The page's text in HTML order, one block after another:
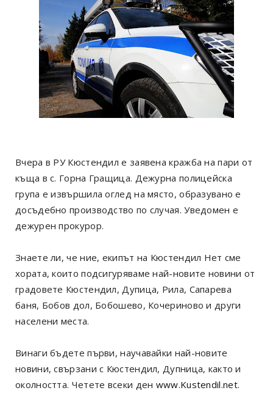
Вчера в РУ Кюстендил е заявена кражба на пари от
къща в с. Горна Гращица. Дежурна полицейска
група е извършила оглед на място, образувано е
досъдебно производство по случая. Уведомен е
дежурен прокурор.
Знаете ли, че ние, екипът на Кюстендил Нет сме
хората, които подсигуряваме най-новите новини от
градовете Кюстендил, Дупица, Рила, Сапарева
баня, Бобов дол, Бобошево, Кочериново и други
населени места.
Винаги бъдете първи, научавайки най-новите
новини, свързани с Кюстендил, Дупница, както и
околността. Четете всеки ден www.Kustendil.net.